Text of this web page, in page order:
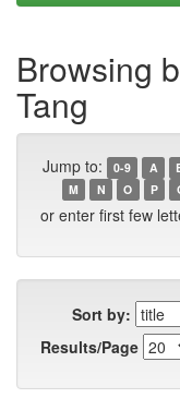
Browsing
Tang
Jump to: 0-9 A
M
N O P
or enter first few
Sort by:
Results/Page